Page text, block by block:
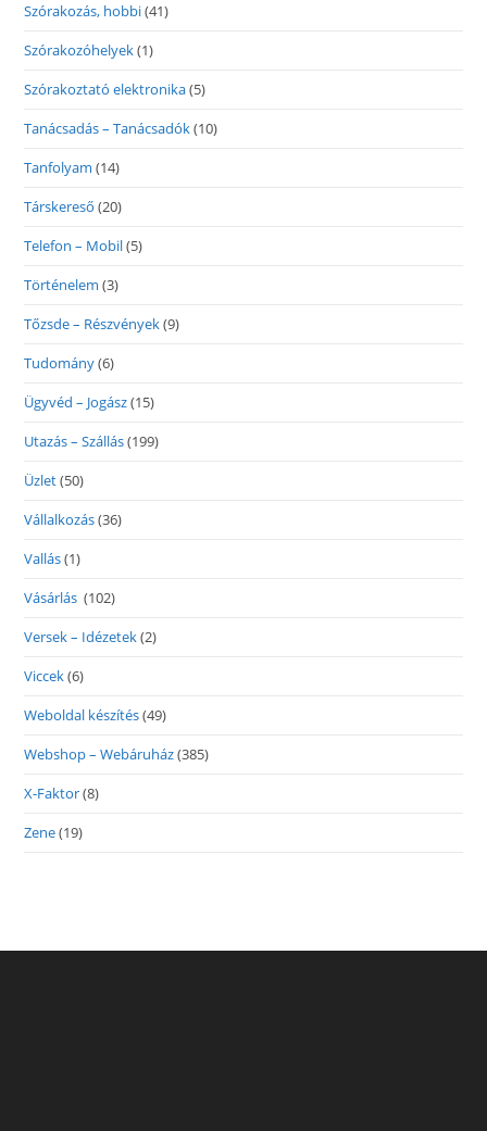
Szórakozás, hobbi(41)
Szórakozóhelyek(1)
Szórakoztató elektronika(5)
Tanácsadás – Tanácsadók(10)
Tanfolyam (14)
Társkereső (20)
Telefon – Mobil(5)
Történelem (3)
Tőzsde – Részvények(9)
Tudomány(6)
Ügyvéd – Jogász(15)
Utazás – Szállás(199)
Üzlet(50)
Vállalkozás(36)
Vallás(1)
Vásárlás (102)
Versek – Idézetek(2)
Viccek(6)
Weboldal készítés(49)
Webshop – Webáruház(385)
X-Faktor(8)
Zene(19)